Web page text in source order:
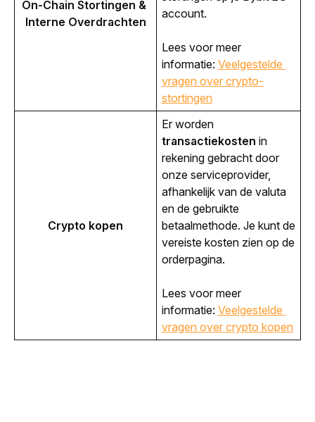
On-Chain Stortingen &
Interne Overdrachten
account.
Lees voor meer
informatie: Veelgestelde
vragen over crypto-
stortingen
Crypto kopen
Er worden
transactiekosten in
rekening gebracht door
onze serviceprovider,
afhankelijk van de valuta
en de gebruikte
betaalmethode. Je kunt de
vereiste kosten zien op de
orderpagina.
Lees voor meer
informatie: Veelgestelde
vragen over crypto kopen